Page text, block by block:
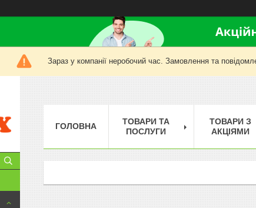
Зараз у компанії неробочий час. Замовлення та
ГОЛОВНА
ТОВАРИ ТА
ПОСЛУГИ
ТОВАРИ З
АКЦІЯМИ